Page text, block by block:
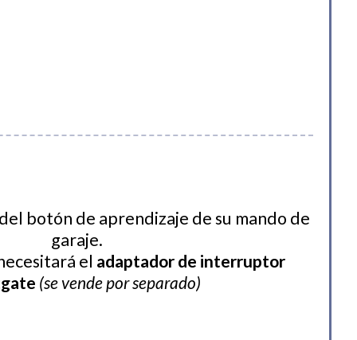
botón de aprendizaje de su mando de
garaje.
el adaptador de interruptor
(se vende por separado)